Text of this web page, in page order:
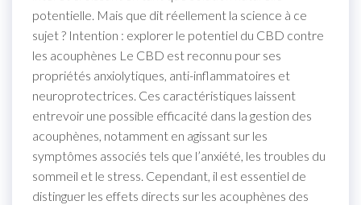
potentielle. Mais que dit réellement la science à ce
sujet ? Intention : explorer le potentiel du CBD contre
les acouphènes Le CBD est reconnu pour ses
propriétés anxiolytiques, anti-inflammatoires et
neuroprotectrices. Ces caractéristiques laissent
entrevoir une possible efficacité dans la gestion des
acouphènes, notamment en agissant sur les
symptômes associés tels que l’anxiété, les troubles du
sommeil et le stress. Cependant, il est essentiel de
distinguer les effets directs sur les acouphènes des